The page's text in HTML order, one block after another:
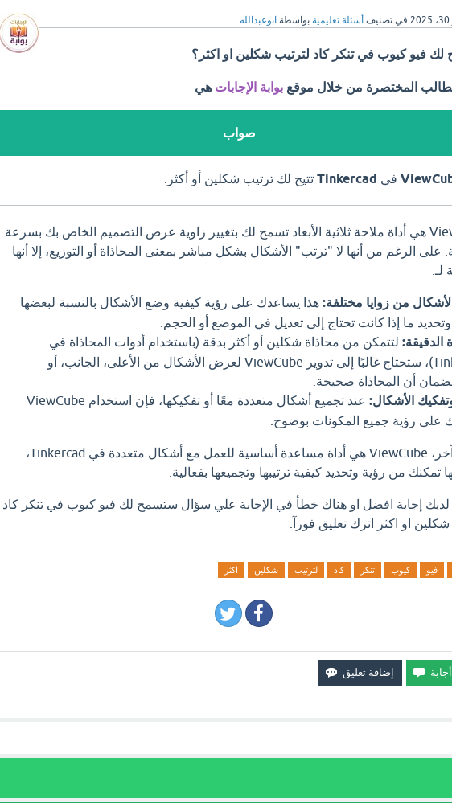
في تصنيف أسئلة تعليمية بواسطة ابوعبدالله
فيو كيوب في تنكر كاد لترتيب شكلين او اكثر؟
المختصرة من خلال موقع بوابة الإجابات هي
صواب
في Tinkercad تتيح لك ترتيب شكلين أو أكثر.
ViewCube هي أداة ملاحة ثلاثية الأبعاد تسمح لك بتغيير زاوية عرض التصميم الخاص بك بسرعة
على الرغم من أنها لا "ترتب" الأشكال بشكل مباشر بمعنى المحاذاة أو التوزيع، إلا أنها
لـ:
من زوايا مختلفة: هذا يساعدك على رؤية كيفية وضع الأشكال بالنسبة لبعضها
ما إذا كانت تحتاج إلى تعديل في الموضع أو الحجم.
الدقيقة: لتتمكن من محاذاة شكلين أو أكثر بدقة (باستخدام أدوات المحاذاة في
Tinkercad)، ستحتاج غالبًا إلى تدوير ViewCube لعرض الأشكال من الأعلى، الجانب، أو
لضمان أن المحاذاة صحيحة.
الأشكال:
عند تجميع أشكال متعددة معًا أو تفكيكها، فإن استخدام ViewCube
على رؤية جميع المكونات بوضوح.
بمعنى آخر، ViewCube هي أداة مساعدة أساسية للعمل مع أشكال متعددة في Tinkercad،
تمكنك من رؤية وتحديد كيفية ترتيبها وتجميعها بفعالية.
لديك إجابة افضل او هناك خطأ في الإجابة علي سؤال ستسمح لك فيو كيوب في تنكر كاد
او اكثر اترك تعليق فورآ.
فيو كيوب تنكر كاد لترتيب شكلين اكثر